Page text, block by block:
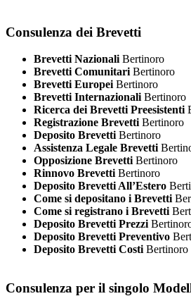
Consulenza dei Brevetti
Brevetti Nazionali Bertinoro
Brevetti Comunitari Bertinoro
Brevetti Europei Bertinoro
Brevetti Internazionali Bertinoro
Ricerca dei Brevetti Preesistenti
Registrazione Brevetti Bertinoro
Deposito Brevetti Bertinoro
Assistenza Legale Brevetti
Opposizione Brevetti Bertinoro
Rinnovo Brevetti Bertinoro
Deposito Brevetti All’Estero
Come si depositano i Brevetti
Come si registrano i Brevetti
Deposito Brevetti Prezzi
Deposito Brevetti Preventivo
Deposito Brevetti Costi Bertinoro
Consulenza per il singolo